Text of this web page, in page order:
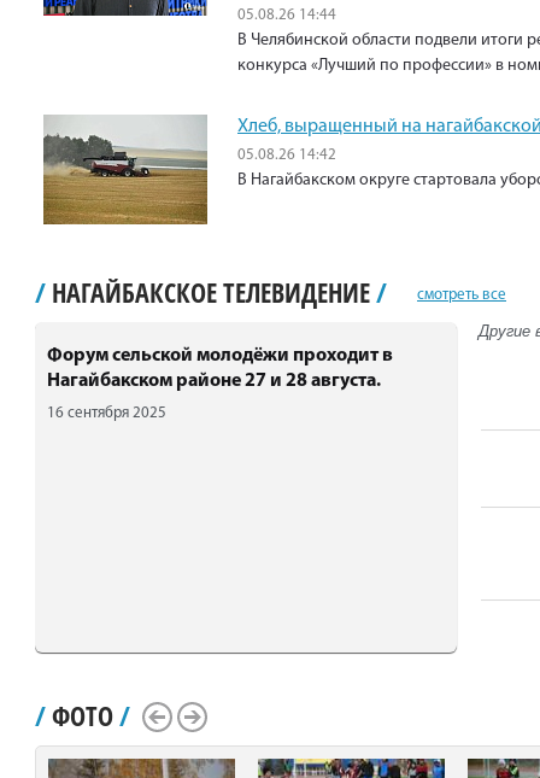
05.08.26 14:44
В Челябинской области подвели итоги
конкурса «Лучший по профессии» в
Хлеб, выращенный на
05.08.26 14:42
В Нагайбакском округе стартовала
/ НАГАЙБАКСКОЕ ТЕЛЕВИДЕНИЕ/ смотреть все
Форум сельской молодёжи проходит в
Нагайбакском районе 27 и 28 августа.
16 сентября 2025
Другие
/ФОТО/
Scroll LeftScroll Right